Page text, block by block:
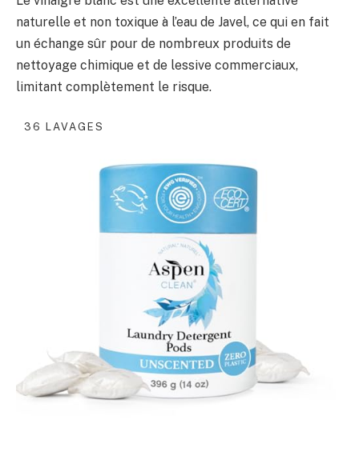
naturelle et non toxique à l’eau de Javel, ce qui en fait
un échange sûr pour de nombreux produits de
nettoyage chimique et de lessive commerciaux,
limitant complètement le risque.
36 LAVAGES